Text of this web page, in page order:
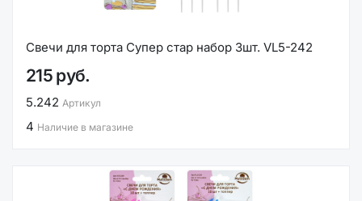
Свечи для торта Супер стар набор 3шт. VL5-242
215 руб.
5.242 Артикул
4 Наличие в магазине